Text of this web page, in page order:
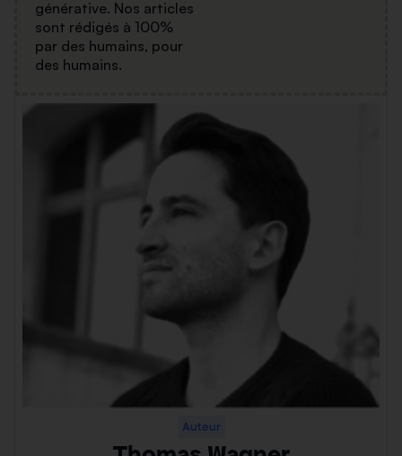
générative. Nos articles
sont rédigés à 100%
par des humains, pour
des humains.
Auteur